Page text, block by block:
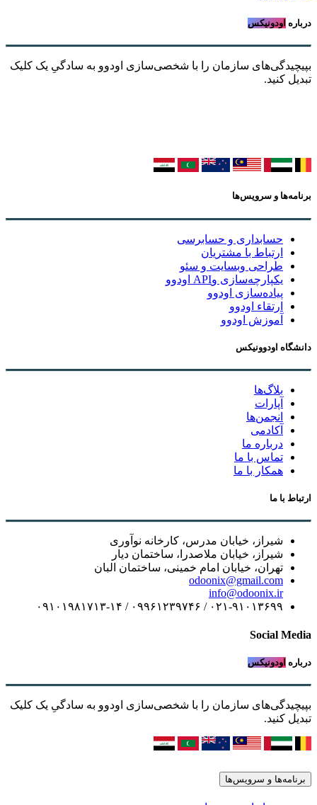
درباره اودونیکس
بپیچیدگی‌های سازمان را با شخصی‌سازی اودوو به سادگیِ یک کلیک
تبدیل کنید.
برنامه‌ها و سرویس‌ها
حسابداری و حسابرسی
ارتباط با مشتریان
طراحی وبسایت و سئو
یکپارچه‌سازی وAPI اودوو
پیاده‌سازی اودوو
ارتقاء اودوو
آموزش اودوو
دانشگاه اودوونیکس
بلاگ‌ها
آپارات
انجمن‌ها
آکادمی
درباره ما
تماس با ما
همکار با ما
ارتباط با ما
شیراز، خیابان مدرس، کارخانه نوآوری
شیراز، خیابان ملاصدرا، ساختمان دیار
تهران، خیابان امام خمینی، ساختمان البان
odoonix@gmail.com
info@odoonix.ir
۰۲۱-۹۱۰۱۳۶۹۹ / ۰۹۹۶۱۲۳۹۷۴۶ / ۰۹۱۰۱۹۸۱۷۱۳-۱۴
Social Media
درباره اودونیکس
بپیچیدگی‌های سازمان را با شخصی‌سازی اودوو به سادگیِ یک کلیک
تبدیل کنید.
برنامه‌ها و سرویس‌ها